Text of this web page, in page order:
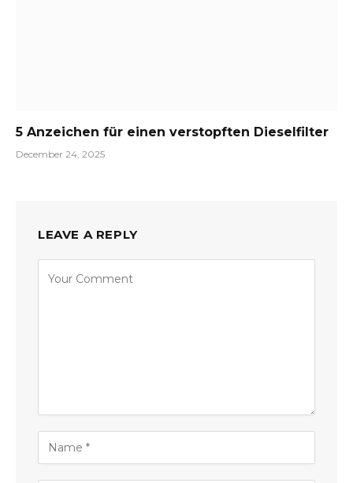
5 Anzeichen für einen verstopften Dieselfilter
December 24, 2025
LEAVE A REPLY